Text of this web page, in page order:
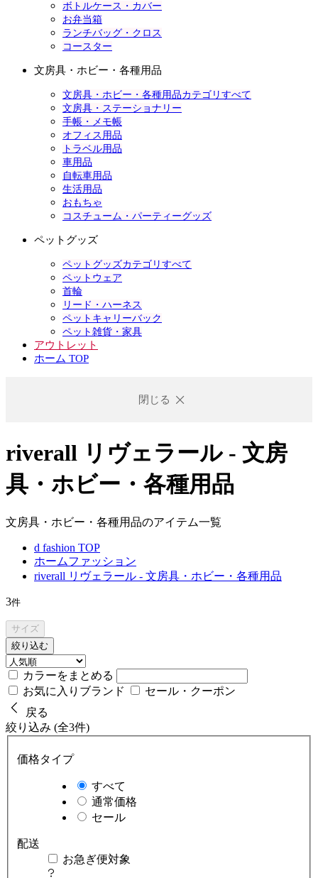
ボトルケース・カバー
お弁当箱
ランチバッグ・クロス
コースター
文房具・ホビー・各種用品
文房具・ホビー・各種用品カテゴリすべて
文房具・ステーショナリー
手帳・メモ帳
オフィス用品
トラベル用品
車用品
自転車用品
生活用品
おもちゃ
コスチューム・パーティーグッズ
ペットグッズ
ペットグッズカテゴリすべて
ペットウェア
首輪
リード・ハーネス
ペットキャリーバック
ペット雑貨・家具
アウトレット
ホーム TOP
閉じる
riverall リヴェラール - 文房
具・ホビー・各種用品
文房具・ホビー・各種用品のアイテム一覧
d fashion TOP
ホームファッション
riverall リヴェラール - 文房具・ホビー・各種用品
3件
サイズ
絞り込む
カラーをまとめる
お気に入りブランド
セール・クーポン
戻る
絞り込み (全3件)
価格タイプ
すべて
通常価格
セール
配送
お急ぎ便対象